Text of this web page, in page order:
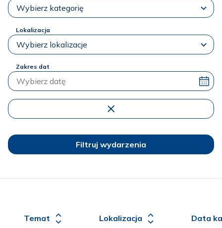
Lokalizacja
Zakres dat
Filtruj wydarzenia
Temat Lokalizacja Data